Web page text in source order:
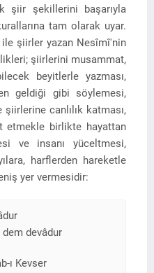
şiir şekillerini başarıyla
tam olarak uyar.
ile şiirler yazan Nesîmî'nin
şiirlerini musammat,
beyitlerle yazması,
geldiği gibi söylemesi,
canlılık katması,
etmekle birlikte hayattan
ve insanı yüceltmesi,
harflerden hareketle
yer vermesidir:
devâdur
ı Kevser